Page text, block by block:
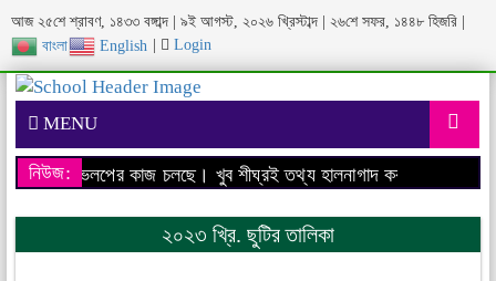
আজ ২৫শে শ্রাবণ, ১৪৩৩ বঙ্গাব্দ | ৯ই আগস্ট, ২০২৬ খ্রিস্টাব্দ | ২৬শে সফর, ১৪৪৮ হিজরি |
বাংলা
English Login
MENU
নিউজ:ডেভেলপের কাজ চলছে। খুব শীঘ্রই তথ্য হালনাগাদ করা হবে।
২০২৩ খ্রি. ছুটির তালিকা